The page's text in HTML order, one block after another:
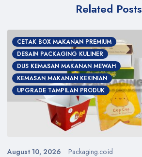
Related Posts
CETAK BOX MAKANAN PREMIUM
DESAIN PACKAGING KULINER
DUS KEMASAN MAKANAN MEWAH
KEMASAN MAKANAN KEKINIAN
UPGRADE TAMPILAN PRODUK
August 10, 2026 Packaging.co.id